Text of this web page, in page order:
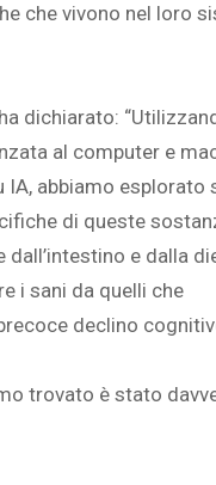
che vivono nel loro
dichiarato:
al computer e
IA, abbiamo esplorato
di queste
dall’intestino e dalla
i sani da quelli che
declino
trovato è stato